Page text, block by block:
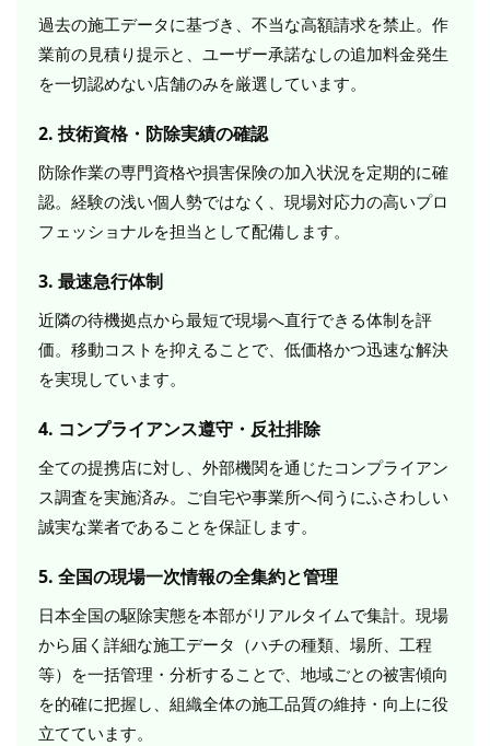
過去の施工データに基づき、不当な高額請求を禁止。作
業前の見積り提示と、ユーザー承諾なしの追加料金発生
を一切認めない店舗のみを厳選しています。
2. 技術資格・防除実績の確認
防除作業の専門資格や損害保険の加入状況を定期的に確
認。経験の浅い個人勢ではなく、現場対応力の高いプロ
フェッショナルを担当として配備します。
3. 最速急行体制
近隣の待機拠点から最短で現場へ直行できる体制を評
価。移動コストを抑えることで、低価格かつ迅速な解決
を実現しています。
4. コンプライアンス遵守・反社排除
全ての提携店に対し、外部機関を通じたコンプライアン
ス調査を実施済み。ご自宅や事業所へ伺うにふさわしい
誠実な業者であることを保証します。
5. 全国の現場一次情報の全集約と管理
日本全国の駆除実態を本部がリアルタイムで集計。現場
から届く詳細な施工データ（ハチの種類、場所、工程
等）を一括管理・分析することで、地域ごとの被害傾向
を的確に把握し、組織全体の施工品質の維持・向上に役
立てています。